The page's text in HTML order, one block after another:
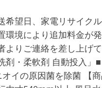
希望日、家電リサイク
境により追加料金が
よりご連絡を差し上げ
剤・柔軟剤 自動投入
イの原因菌を除菌 【